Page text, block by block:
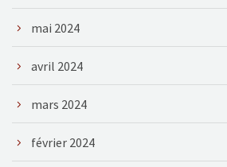
mai 2024
avril 2024
mars 2024
février 2024